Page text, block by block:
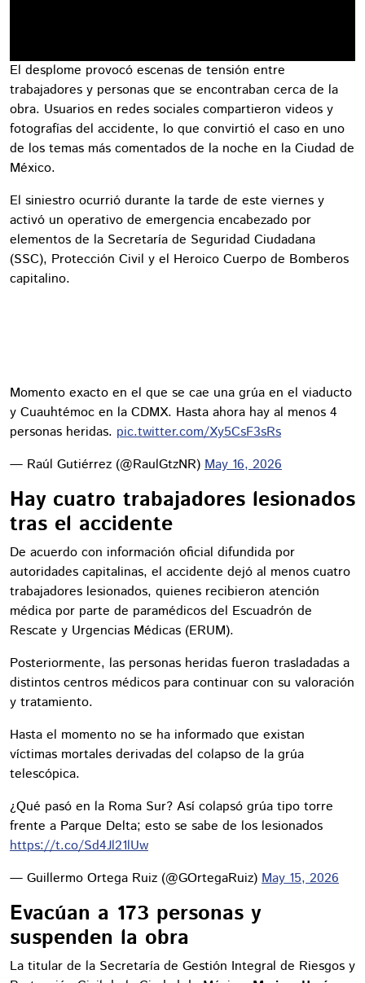
El desplome provocó escenas de tensión entre
trabajadores y personas que se encontraban cerca de la
obra. Usuarios en redes sociales compartieron videos y
fotografías del accidente, lo que convirtió el caso en uno
de los temas más comentados de la noche en la Ciudad de
México.
El siniestro ocurrió durante la tarde de este viernes y
activó un operativo de emergencia encabezado por
elementos de la Secretaría de Seguridad Ciudadana
(SSC), Protección Civil y el Heroico Cuerpo de Bomberos
capitalino.
Momento exacto en el que se cae una grúa en el viaducto
y Cuauhtémoc en la CDMX. Hasta ahora hay al menos 4
personas heridas. pic.twitter.com/Xy5CsF3sRs
— Raúl Gutiérrez (@RaulGtzNR) May 16, 2026
Hay cuatro trabajadores lesionados
tras el accidente
De acuerdo con información oficial difundida por
autoridades capitalinas, el accidente dejó al menos cuatro
trabajadores lesionados, quienes recibieron atención
médica por parte de paramédicos del Escuadrón de
Rescate y Urgencias Médicas (ERUM).
Posteriormente, las personas heridas fueron trasladadas a
distintos centros médicos para continuar con su valoración
y tratamiento.
Hasta el momento no se ha informado que existan
víctimas mortales derivadas del colapso de la grúa
telescópica.
¿Qué pasó en la Roma Sur? Así colapsó grúa tipo torre
frente a Parque Delta; esto se sabe de los lesionados
https://t.co/Sd4Jl21lUw
— Guillermo Ortega Ruiz (@GOrtegaRuiz) May 15, 2026
Evacúan a 173 personas y
suspenden la obra
La titular de la Secretaría de Gestión Integral de Riesgos y